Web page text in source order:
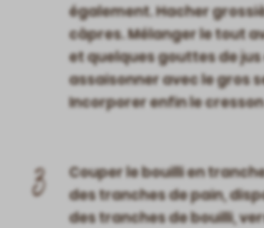
également. Hacher
câpres. Mélanger le tout
et quelques gouttes de
assaisonner avec le gros
Incorporer enfin le
3
Couper le bouilli en
des tranches de pain,
des tranches de bouilli,